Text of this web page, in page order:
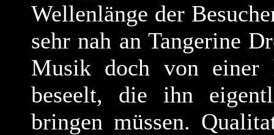
Wellenlänge der
sehr nah an Tangerine
Musik doch von einer
beseelt, die ihn
bringen müssen.